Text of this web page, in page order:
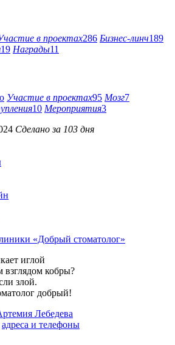
в проектах286 Бизнес-линч189
19 Награды11
Участие в проектах95 Мозг7
10 Мероприятия3
Сделано за 103 дня
«Добрый стоматолог»
иглой
взглядом кобры?
злой.
добрый!
Лебедева
адреса и телефоны